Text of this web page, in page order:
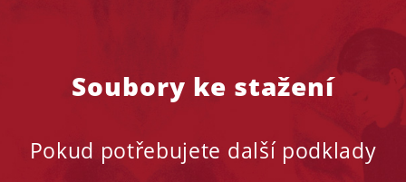
Soubory ke stažení
Pokud potřebujete další podklady